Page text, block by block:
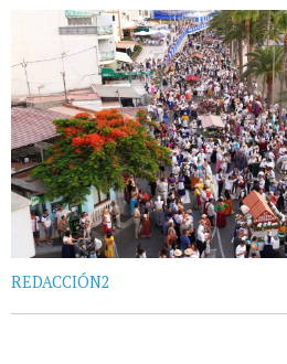
REDACCIÓN2